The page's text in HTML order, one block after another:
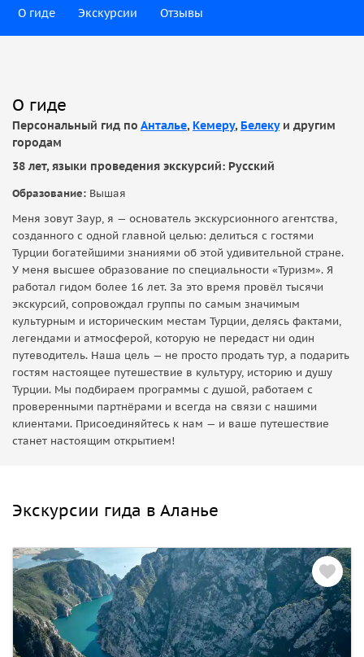
О гиде Экскурсии Отзывы
О гиде
Персональный гид по Анталье, Кемеру, Белекуи другим
городам
38 лет, языки проведения экскурсий: Русский
Образование: Вышая
Меня зовут Заур, я — основатель экскурсионного агентства,
созданного с одной главной целью: делиться с гостями
Турции богатейшими знаниями об этой удивительной стране.
У меня высшее образование по специальности «Туризм». Я
работал гидом более 16 лет. За это время провёл тысячи
экскурсий, сопровождал группы по самым значимым
культурным и историческим местам Турции, делясь фактами,
легендами и атмосферой, которую не передаст ни один
путеводитель. Наша цель — не просто продать тур, а подарить
гостям настоящее путешествие в культуру, историю и душу
Турции. Мы подбираем программы с душой, работаем с
проверенными партнёрами и всегда на связи с нашими
клиентами. Присоединяйтесь к нам — и ваше путешествие
станет настоящим открытием!
Экскурсии гида в Аланье